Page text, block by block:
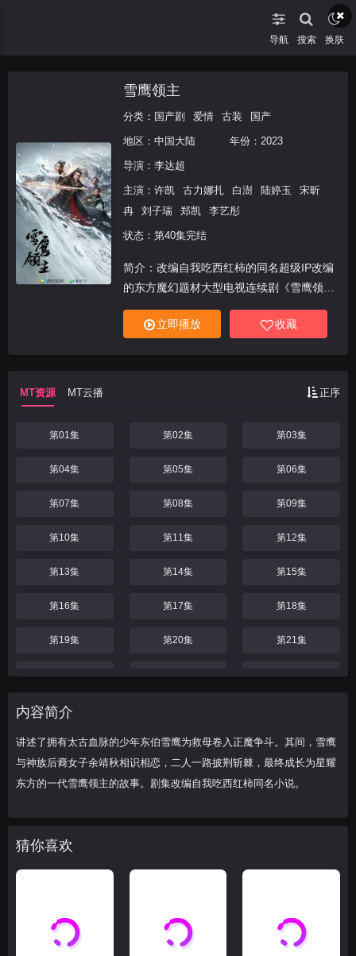
导航 搜索 换肤
雪鹰领主
分类： 国产剧 爱情 古装 国产
地区： 中国大陆 年份： 2023
导演： 李达超
主演： 许凯 古力娜扎 白澍 陆婷玉
宋昕
冉
刘子瑞 郑凯 李艺彤
状态：第40集完结
简介：改编自我吃西红柿的同名超级IP改编
的东方魔幻题材大型电视连续剧《雪鹰领
主》由上海丝芭影视有限公司出品。讲述了
东伯雪鹰及妻子余靖秋等人在异界大陆披荆
立即播放 收藏
MT资源 MT云播 正序
第01集 第02集 第03集
第04集 第05集 第06集
第07集 第08集 第09集
第10集 第11集 第12集
第13集 第14集 第15集
第16集 第17集 第18集
第19集 第20集 第21集
第22集 第23集 第24集
第25集
第28集 第29集 第30集
第31集 第32集 第33集
第37集
内容简介
讲述了拥有太古血脉的少年东伯雪鹰为救母卷入正魔争斗。其间，雪鹰
与神族后裔女子余靖秋相识相恋，二人一路披荆斩棘，最终成长为星耀
东方的一代雪鹰领主的故事。剧集改编自我吃西红柿同名小说。
猜你喜欢